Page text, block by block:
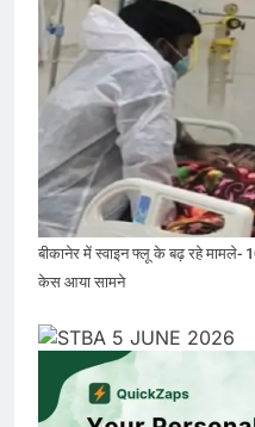
बीकानेर में स्वाइन फ्लू के बढ़ रहे मामले-
केस आया सामने